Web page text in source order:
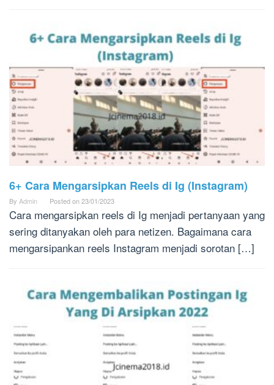
6+ Cara Mengarsipkan Reels di Ig (Instagram)
By Admin Posted on23/01/2023
Cara mengarsipkan reels di Ig menjadi pertanyaan yang
sering ditanyakan oleh para netizen. Bagaimana cara
mengarsipankan reels Instagram menjadi sorotan […]